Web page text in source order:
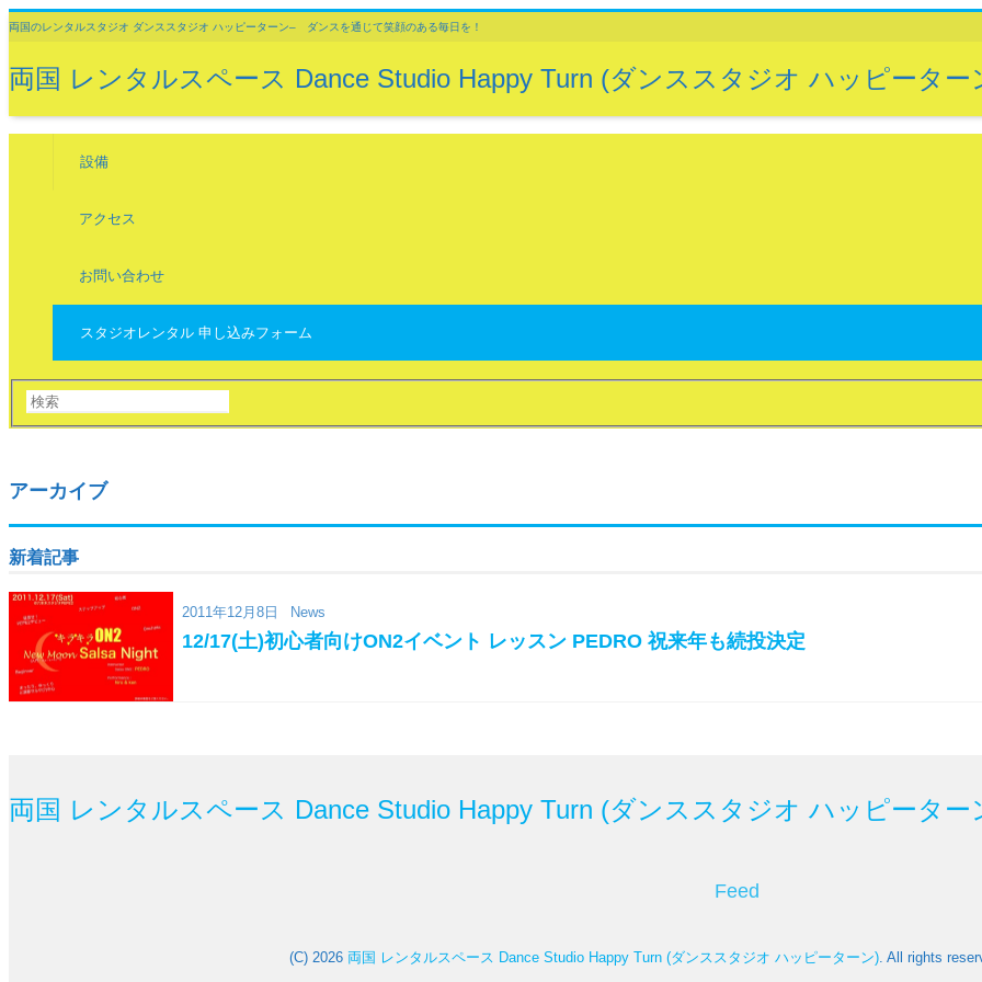
両国のレンタルスタジオ ダンススタジオ ハッピーターン– ダンスを通じて笑顔のある毎日を！
両国 レンタルスペース Dance Studio Happy Turn (ダンススタジオ ハッピーター
設備
アクセス
お問い合わせ
スタジオレンタル 申し込みフォーム
アーカイブ
新着記事
2011年12月8日 News
12/17(土)初心者向けON2イベント レッスン PEDRO 祝来年も続投決定
両国 レンタルスペース Dance Studio Happy Turn (ダンススタジオ ハッピーター
Feed
(C) 2026 両国 レンタルスペース Dance Studio Happy Turn (ダンススタジオ ハッピーターン). All rights